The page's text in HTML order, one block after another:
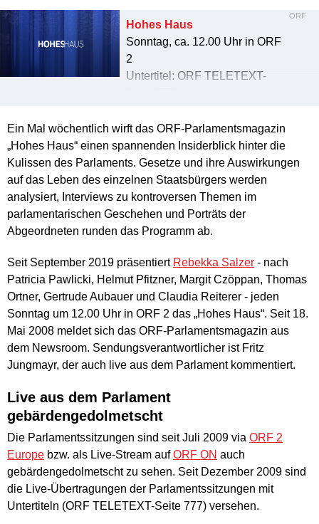
ORF
Hohes Haus
Sonntag, ca. 12.00 Uhr in ORF
2
Untertitel: ORF TELETEXT-
parlamentsredaktion@orf.at
„Hohes Haus“ auf ORF ON
Ein Mal wöchentlich wirft das ORF-Parlamentsmagazin
„Hohes Haus“ einen spannenden Insiderblick hinter die
Kulissen des Parlaments. Gesetze und ihre Auswirkungen
auf das Leben des einzelnen Staatsbürgers werden
analysiert, Interviews zu kontroversen Themen im
parlamentarischen Geschehen und Porträts der
Abgeordneten runden das Programm ab.
Seit September 2019 präsentiert Rebekka Salzer - nach
Patricia Pawlicki, Helmut Pfitzner, Margit Czöppan, Thomas
Ortner, Gertrude Aubauer und Claudia Reiterer - jeden
Sonntag um 12.00 Uhr in ORF 2 das „Hohes Haus“. Seit 18.
Mai 2008 meldet sich das ORF-Parlamentsmagazin aus
dem Newsroom. Sendungsverantwortlicher ist Fritz
Jungmayr, der auch live aus dem Parlament kommentiert.
Live aus dem Parlament
gebärdengedolmetscht
Die Parlamentssitzungen sind seit Juli 2009 via ORF 2
Europe bzw. als Live-Stream aufORF ON auch
gebärdengedolmetscht zu sehen. Seit Dezember 2009 sind
die Live-Übertragungen der Parlamentssitzungen mit
Untertiteln (ORF TELETEXT-Seite 777) versehen.